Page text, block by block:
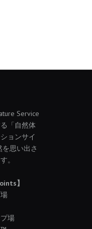
Service
「自然体
ョンサイ
思い出さ
。
】
場